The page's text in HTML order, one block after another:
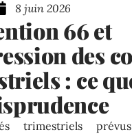
8 juin 2026
66 et
des
: ce
trimestriels